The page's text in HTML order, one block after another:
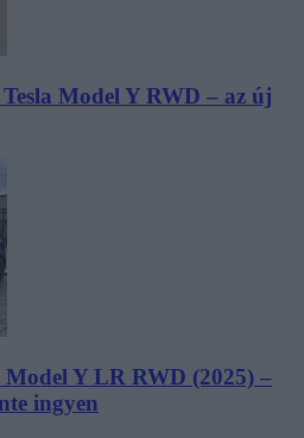
Model Y RWD – az új
Model Y LR RWD (2025) –
ingyen